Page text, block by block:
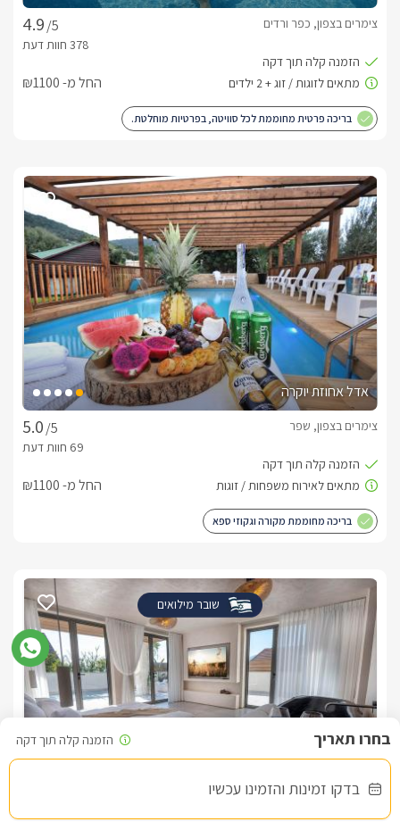
בדקו זמינות והזמינו עכשיו
/5
צימרים בצפון, כפר ורדים
החל מ- ₪1100
בריכה פרטית מחוממת לכל סוויטה, בפרטיות מוחלטת.
אדל אחוזת יוקרה
/5
צימרים בצפון, שפר
החל מ- ₪1100
בריכה מחוממת מקורה וגקוזי ספא
שובר מילואים
סוויטות נארה - לזוגות בלבד